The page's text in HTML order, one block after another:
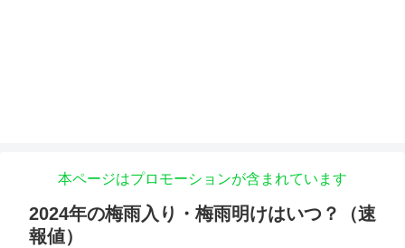
本ページはプロモーションが含まれています
2024年の梅雨入り・梅雨明けはいつ？（速
報値）